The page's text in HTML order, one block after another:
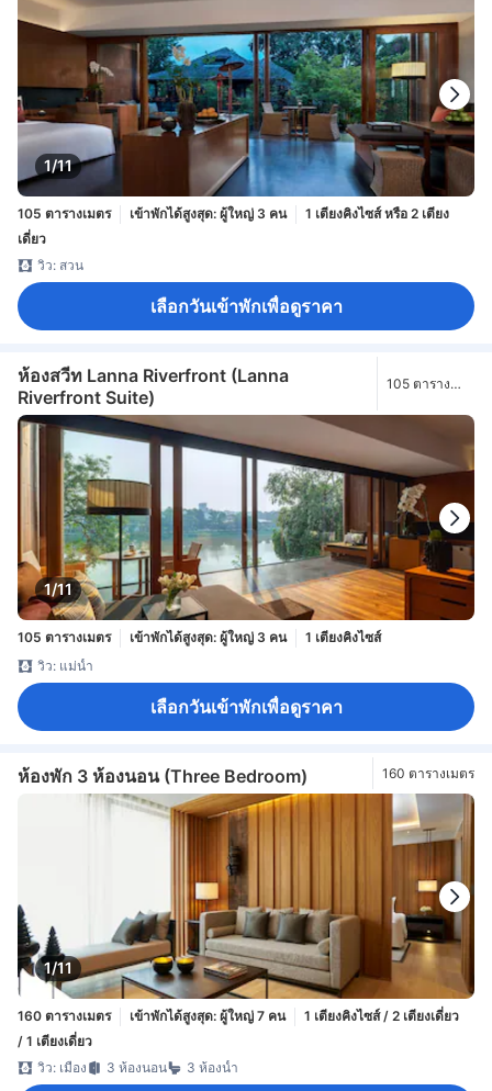
1/11
105 ตารางเมตร เข้าพักได้สูงสุด: ผู้ใหญ่ 3 คน
1 เตียงคิงไซส์ หรือ 2 เตียง
เดี่ยว
วิว: สวน
เลือกวันเข้าพักเพื่อดูราคา
ห้องสวีท Lanna Riverfront (Lanna
Riverfront Suite)
105 ตาราง
1/11
105 ตารางเมตร เข้าพักได้สูงสุด: ผู้ใหญ่ 3 คน
1 เตียงคิงไซส์
วิว: แม่น้ำ
เลือกวันเข้าพักเพื่อดูราคา
ห้องพัก 3 ห้องนอน (Three Bedroom) 160 ตารางเมตร
1/11
160 ตารางเมตร เข้าพักได้สูงสุด: ผู้ใหญ่ 7 คน
1 เตียงคิงไซส์ / 2 เตียงเดี่ยว
/ 1 เตียงเดี่ยว
วิว: เมือง
3 ห้องนอน 3 ห้องน้ำ